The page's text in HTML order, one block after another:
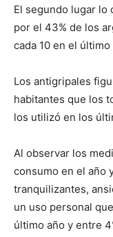
El segundo lugar lo
por el 43% de los
cada 10 en el último
Los antigripales
habitantes que los
los utilizó en los
Al observar los
consumo en el año
tranquilizantes,
un uso personal
último año y entre